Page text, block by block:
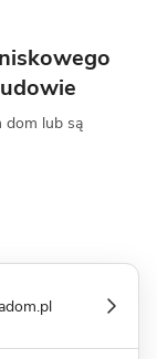
dom lub są